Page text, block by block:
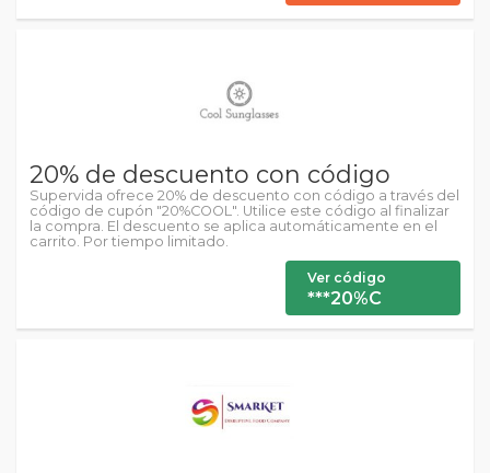
20% de descuento con código
Supervida ofrece 20% de descuento con código a través del
código de cupón "20%COOL". Utilice este código al finalizar
la compra. El descuento se aplica automáticamente en el
carrito. Por tiempo limitado.
Ver código
***20%C